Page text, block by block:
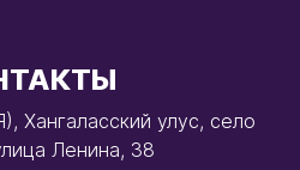
Хангаласский улус, село
Ленина, 38